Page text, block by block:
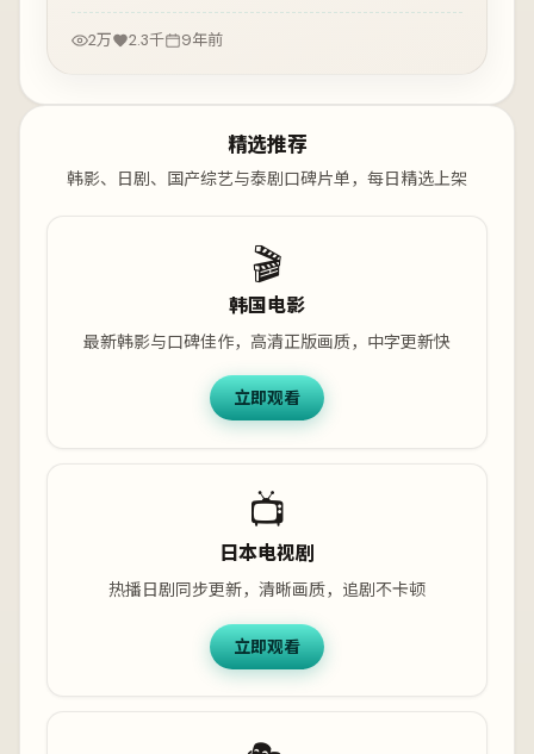
2万 2.3千 9年前
精选推荐
韩影、日剧、国产综艺与泰剧口碑片单，每日精选上架
🎬
韩国电影
最新韩影与口碑佳作，高清正版画质，中字更新快
立即观看
📺
日本电视剧
热播日剧同步更新，清晰画质，追剧不卡顿
立即观看